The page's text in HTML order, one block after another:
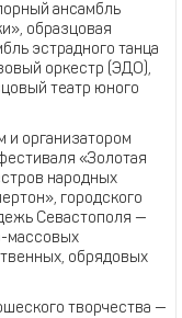
ансамбль
образцовая
эстрадного танца
оркестр (ЭДО),
театр юного
и организатором
«Золотая
народных
городского
Севастополя —
массовых
обрядовых
творчества —